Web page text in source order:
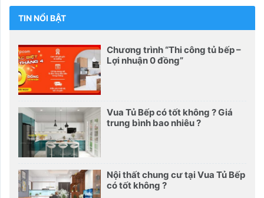
TIN NỔI BẬT
Chương trình “Thi công tủ bếp –
Lợi nhuận 0 đồng”
Vua Tủ Bếp có tốt không ? Giá
trung bình bao nhiêu ?
Nội thất chung cư tại Vua Tủ Bếp
có tốt không ?